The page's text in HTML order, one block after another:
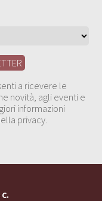
a ricevere le
novità, agli eventi e
informazioni
privacy.